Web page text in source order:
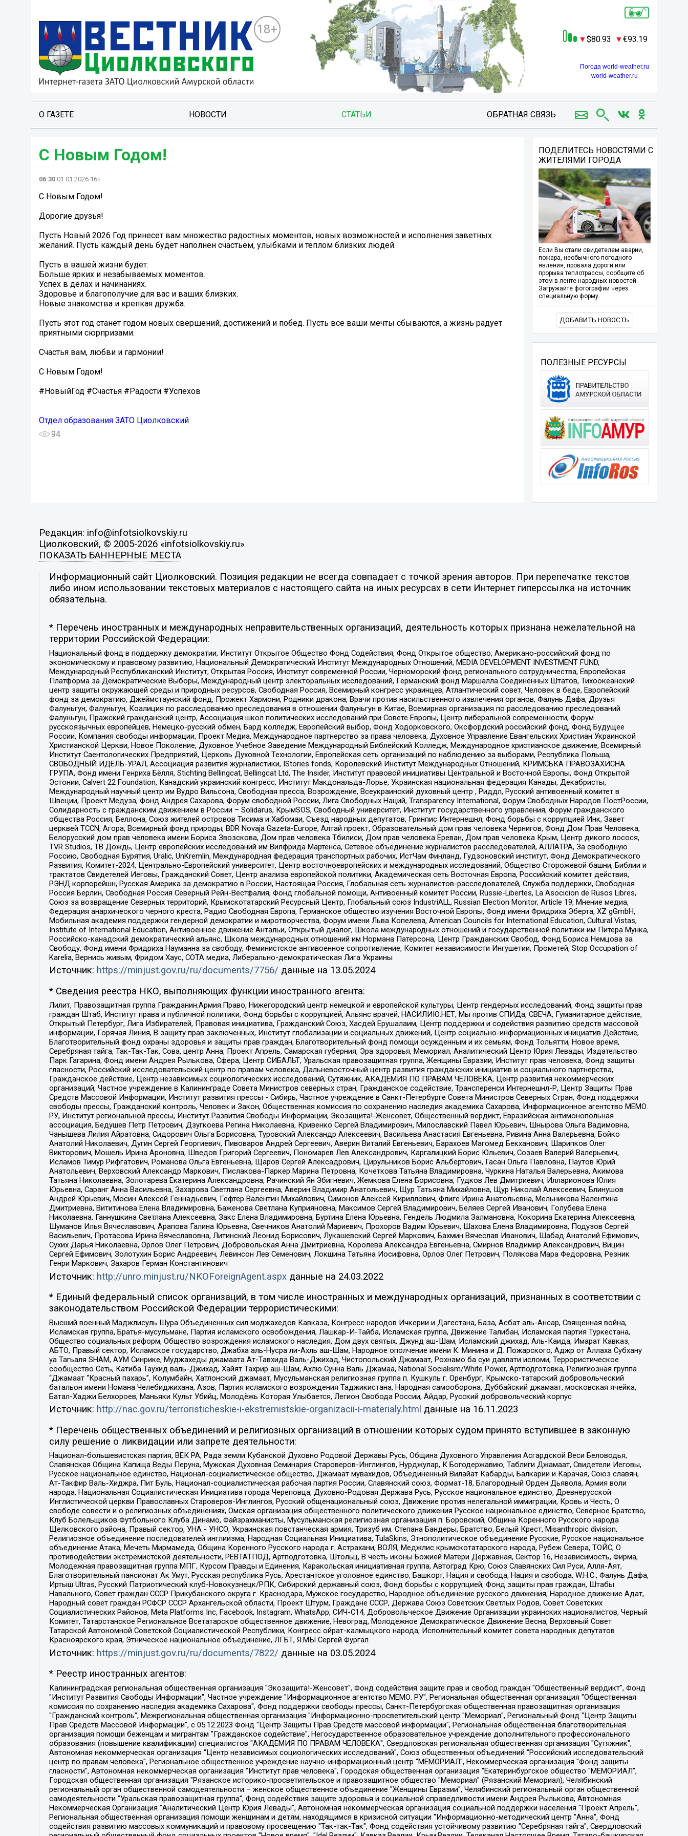
18+
80.93 93.19
Погода world-weather.ru
world-weather.ru
О ГАЗЕТЕ НОВОСТИ СТАТЬИ ОБРАТНАЯ СВЯЗЬ
С Новым Годом!
06:30 01.01.2026 16+
С Новым Годом!
Дорогие друзья!
Пусть Новый 2026 Год принесет вам множество радостных моментов, новых возможностей и исполнения заветных
желаний. Пусть каждый день будет наполнен счастьем, улыбками и теплом близких людей.
Пусть в вашей жизни будет:
Больше ярких и незабываемых моментов.
Успех в делах и начинаниях.
Здоровье и благополучие для вас и ваших близких.
Новые знакомства и крепкая дружба.
Пусть этот год станет годом новых свершений, достижений и побед. Пусть все ваши мечты сбываются, а жизнь радует
приятными сюрпризами.
Счастья вам, любви и гармонии!
С Новым Годом!
#НовыйГод #Счастья #Радости #Успехов
Отдел образования ЗАТО Циолковский
94
ПОДЕЛИТЕСЬ НОВОСТЯМИ С
ЖИТЕЛЯМИ ГОРОДА
Если Вы стали свидетелем аварии,
пожара, необычного погодного
явления, провала дороги или
прорыва теплотрассы, сообщите об
этом в ленте народных новостей.
Загружайте фотографии через
специальную форму.
ДОБАВИТЬ НОВОСТЬ
ПОЛЕЗНЫЕ РЕСУРСЫ
Редакция: info@infotsiolkovskiy.ru
Циолковский, © 2005-2026 «infotsiolkovskiy.ru»
ПОКАЗАТЬ БАННЕРНЫЕ МЕСТА
Информационный сайт Циолковский. Позиция редакции не всегда совпадает с точкой зрения авторов. При перепечатке текстов
либо ином использовании текстовых материалов с настоящего сайта на иных ресурсах в сети Интернет гиперссылка на источник
обязательна.
* Перечень иностранных и международных неправительственных организаций, деятельность которых признана нежелательной на
территории Российской Федерации:
Национальный фонд в поддержку демократии, Институт Открытое Общество Фонд Содействия, Фонд Открытое общество, Американо-российский фонд по
экономическому и правовому развитию, Национальный Демократический Институт Международных Отношений, MEDIA DEVELOPMENT INVESTMENT FUND,
Международный Республиканский Институт, Открытая Россия, Институт современной России, Черноморский фонд регионального сотрудничества, Европейская
Платформа за Демократические Выборы, Международный центр электоральных исследований, Германский фонд Маршалла Соединенных Штатов, Тихоокеанский
центр защиты окружающей среды и природных ресурсов, Свободная Россия, Всемирный конгресс украинцев, Атлантический совет, Человек в беде, Европейский
фонд за демократию, Джеймстаунский фонд, Прожект Хармони, Родники дракона, Врачи против насильственного извлечения органов, Фалунь Дафа, Друзья
Фалуньгун, Фалуньгун, Коалиция по расследованию преследования в отношении Фалуньгун в Китае, Всемирная организация по расследованию преследований
Фалуньгун, Пражский гражданский центр, Ассоциация школ политических исследований при Совете Европы, Центр либеральной современности, Форум
русскоязычных европейцев, Немецко-русский обмен, Бард колледж, Европейский выбор, Фонд Ходорковского, Оксфордский российский фонд, Фонд Будущее
России, Компания свободы информации, Проект Медиа, Международное партнерство за права человека, Духовное Управление Евангельских Христиан Украинской
Христианской Церкви, Новое Поколение, Духовное Учебное Заведение Международный Библейский Колледж, Международное христианское движение, Всемирный
Институт Саентологических Предприятий, Церковь Духовной Технологии, Европейская сеть организаций по наблюдению за выборами, Республика Польша,
СВОБОДНЫЙ ИДЕЛЬ-УРАЛ, Ассоциация развития журналистики, IStories fonds, Королевский Институт Международных Отношений, КРИМСЬКА ПРАВОЗАХИСНА
ГРУПА, Фонд имени Генриха Бёлля, Stichting Bellingcat, Bellingcat Ltd, The Insider, Институт правовой инициативы Центральной и Восточной Европы, Фонд Открытой
Эстонии, Calvert 22 Foundation, Канадский украинский конгресс, Институт Макдональда-Лорье, Украинская национальная федерация Канады, Декабристы,
Международный научный центр им Вудро Вильсона, Свободная пресса, Возрождение, Всеукраинский духовный центр , Риддл, Русский антивоенный комитет в
Швеции, Проект Медуза, Фонд Андрея Сахарова, Форум свободной России, Лига Свободных Наций, Transparеncy International, Форум Свободных Народов ПостРоссии,
Солидарность с гражданским движением в России – Solidarus, КрымSOS, Свободный университет, Институт государственного управления, Форум гражданского
общества Россия, Беллона, Союз жителей островов Тисима и Хабомаи, Съезд народных депутатов, Гринпис Интернешнл, Фонд борьбы с коррупцией Инк, Завет
церквей TCCN, Агора, Всемирный фонд природы, BDR Novaja Gazeta-Europe, Алтай проект, Образовательный дом прав человека Чернигов, Фонд Дом Прав Человека,
Белорусский дом прав человека имени Бориса Звозскова, Дом прав человека Тбилиси, Дом прав человека Ереван, Дом прав человека Крым, Центр дикого лосося,
TVR Studios, ТВ Дождь, Центр европейских исследований им Вилфрида Мартенса, Сетевое объединение журналистов расследователей, АЛЛАТРА, За свободную
Россию, Свободная Бурятия, Uralic, UnKremlin, Международная федерация транспортных рабочих, ИстЧам Финланд, Гудзоновский институт, Фонд Демократического
Развития, Комитет-2024, Центрально-Европейский университет, Центр восточноевропейских и международных исследований, Общество Сторожевой башни, Библии и
трактатов Свидетелей Иеговы, Гражданский Совет, Центр анализа европейской политики, Академическая сеть Восточная Европа, Российский комитет действия,
РЭНД корпорейшн, Русская Америка за демократию в России, Настоящая Россия, Глобальная сеть журналистов-расследователей, Служба поддержки, Свободная
Россия Берлин, Свободная Россия Северный Рейн-Вестфалия, Фонд глобальной помощи, Антивоенный комитет России, Russie-Libertes, La Asocicion de Rusos Libres,
Союз за возвращение Северных территорий, Крымскотатарский Ресурсный Центр, Глобальный союз IndustriALL, Russian Election Monitor, Article 19, Мнение медиа,
Федерация анархического черного креста, Радио Свободная Европа, Германское общество изучения Восточной Европы, Фонд имени Фридриха Эберта, XZ gGmbH,
Мобильная академия поддержки гендерной демократии и миротворчества, Форум имени Льва Копелева, American Councils for International Education, Cultural Vistas,
Institute of International Education, Антивоенное движение Антальи, Открытый диалог, Школа международных отношений и государственной политики им Питера Мунка,
Российско-канадский демократический альянс, Школа международных отношений им Нормана Патерсона, Центр Гражданских Свобод, Фонд Бориса Немцова за
Свободу, Фонд имени Фридриха Науманна за свободу, Феминистское антивоенное сопротивление, Комитет независимости Ингушетии, Прометей, Stop Occupation of
Karelia, Вернись живым, Фридом Хаус, СОТА медиа, Либерально-демократическая Лига Украины
Источник: https://minjust.gov.ru/ru/documents/7756/ данные на 13.05.2024
* Сведения реестра НКО, выполняющих функции иностранного агента:
Лилит, Правозащитная группа Гражданин.Армия.Право, Нижегородский центр немецкой и европейской культуры, Центр гендерных исследований, Фонд защиты прав
граждан Штаб, Институт права и публичной политики, Фонд борьбы с коррупцией, Альянс врачей, НАСИЛИЮ.НЕТ, Мы против СПИДа, СВЕЧА, Гуманитарное действие,
Открытый Петербург, Лига Избирателей, Правовая инициатива, Гражданский Союз, Хасдей Ерушалаим, Центр поддержки и содействия развитию средств массовой
информации, Горячая Линия, В защиту прав заключенных, Институт глобализации и социальных движений, Центр социально-информационных инициатив Действие,
Благотворительный фонд охраны здоровья и защиты прав граждан, Благотворительный фонд помощи осужденным и их семьям, Фонд Тольятти, Новое время,
Серебряная тайга, Так-Так-Так, Сова, центр Анна, Проект Апрель, Самарская губерния, Эра здоровья, Мемориал, Аналитический Центр Юрия Левады, Издательство
Парк Гагарина, Фонд имени Андрея Рылькова, Сфера, Центр СИБАЛЬТ, Уральская правозащитная группа, Женщины Евразии, Институт прав человека, Фонд защиты
гласности, Российский исследовательский центр по правам человека, Дальневосточный центр развития гражданских инициатив и социального партнерства,
Гражданское действие, Центр независимых социологических исследований, Сутяжник, АКАДЕМИЯ ПО ПРАВАМ ЧЕЛОВЕКА, Центр развития некоммерческих
организаций, Частное учреждение в Калининграде Совета Министров северных стран, Гражданское содействие, Трансперенси Интернешнл-Р, Центр Защиты Прав
Средств Массовой Информации, Институт развития прессы - Сибирь, Частное учреждение в Санкт-Петербурге Совета Министров Северных Стран, Фонд поддержки
свободы прессы, Гражданский контроль, Человек и Закон, Общественная комиссия по сохранению наследия академика Сахарова, Информационное агентство МЕМО.
РУ, Институт региональной прессы, Институт Развития Свободы Информации, Экозащита!-Женсовет, Общественный вердикт, Евразийская антимонопольная
ассоциация, Бедушев Петр Петрович, Дзугкоева Регина Николаевна, Кривенко Сергей Владимирович, Милославский Павел Юрьевич, Шнырова Ольга Вадимовна,
Чанышева Лилия Айратовна, Сидорович Ольга Борисовна, Туровский Александр Алексеевич, Васильева Анастасия Евгеньевна, Ривина Анна Валерьевна, Бойко
Анатолий Николаевич, Дугин Сергей Георгиевич, Пивоваров Андрей Сергеевич, Аверин Виталий Евгеньевич, Барахоев Магомед Бекханович, Шарипков Олег
Викторович, Мошель Ирина Ароновна, Шведов Григорий Сергеевич, Пономарев Лев Александрович, Каргалицкий Борис Юльевич, Созаев Валерий Валерьевич,
Исламов Тимур Рифгатович, Романова Ольга Евгеньевна, Щаров Сергей Алексадрович, Цирульников Борис Альбертович, Гасан Ольга Павловна, Паутов Юрий
Анатольевич, Верховский Александр Маркович, Пислакова-Паркер Марина Петровна, Кочеткова Татьяна Владимировна, Чуркина Наталья Валерьевна, Акимова
Татьяна Николаевна, Золотарева Екатерина Александровна, Рачинский Ян Збигневич, Жемкова Елена Борисовна, Гудков Лев Дмитриевич, Илларионова Юлия
Юрьевна, Саранг Анна Васильевна, Захарова Светлана Сергеевна, Аверин Владимир Анатольевич, Щур Татьяна Михайловна, Щур Николай Алексеевич, Блинушов
Андрей Юрьевич, Мосин Алексей Геннадьевич, Гефтер Валентин Михайлович, Симонов Алексей Кириллович, Флиге Ирина Анатольевна, Мельникова Валентина
Дмитриевна, Вититинова Елена Владимировна, Баженова Светлана Куприяновна, Максимов Сергей Владимирович, Беляев Сергей Иванович, Голубева Елена
Николаевна, Ганнушкина Светлана Алексеевна, Закс Елена Владимировна, Буртина Елена Юрьевна, Гендель Людмила Залмановна, Кокорина Екатерина Алексеевна,
Шуманов Илья Вячеславович, Арапова Галина Юрьевна, Свечников Анатолий Мариевич, Прохоров Вадим Юрьевич, Шахова Елена Владимировна, Подузов Сергей
Васильевич, Протасова Ирина Вячеславовна, Литинский Леонид Борисович, Лукашевский Сергей Маркович, Бахмин Вячеслав Иванович, Шабад Анатолий Ефимович,
Сухих Дарья Николаевна, Орлов Олег Петрович, Добровольская Анна Дмитриевна, Королева Александра Евгеньевна, Смирнов Владимир Александрович, Вицин
Сергей Ефимович, Золотухин Борис Андреевич, Левинсон Лев Семенович, Локшина Татьяна Иосифовна, Орлов Олег Петрович, Полякова Мара Федоровна, Резник
Генри Маркович, Захаров Герман Константинович
Источник: http://unro.minjust.ru/NKOForeignAgent.aspxданные на 24.03.2022
* Единый федеральный список организаций, в том числе иностранных и международных организаций, признанных в соответствии с
законодательством Российской Федерации террористическими:
Высший военный Маджлисуль Шура Объединенных сил моджахедов Кавказа, Конгресс народов Ичкерии и Дагестана, База, Асбат аль-Ансар, Священная война,
Исламская группа, Братья-мусульмане, Партия исламского освобождения, Лашкар-И-Тайба, Исламская группа, Движение Талибан, Исламская партия Туркестана,
Общество социальных реформ, Общество возрождения исламского наследия, Дом двух святых, Джунд аш-Шам, Исламский джихад, Аль-Каида, Имарат Кавказ,
АБТО, Правый сектор, Исламское государство, Джабха аль-Нусра ли-Ахль аш-Шам, Народное ополчение имени К. Минина и Д. Пожарского, Аджр от Аллаха Субхану
уа Тагьаля SHAM, АУМ Синрике, Муджахеды джамаата Ат-Тавхида Валь-Джихад, Чистопольский Джамаат, Рохнамо ба суи давлати исломи, Террористическое
сообщество Сеть, Катиба Таухид валь-Джихад, Хайят Тахрир аш-Шам, Ахлю Сунна Валь Джамаа, National Socialism/White Power, Артподготовка, Религиозная группа
“Джамаат “Красный пахарь”, Колумбайн, Хатлонский джамаат, Мусульманская религиозная группа п. Кушкуль г. Оренбург, Крымско-татарский добровольческий
батальон имени Номана Челебиджихана, Азов, Партия исламского возрождения Таджикистана, Народная самооборона, Дуббайский джамаат, московская ячейка,
Батал-Хаджи Белхороев, Маньяки Культ Убийц, Молодёжь Которая Улыбается, Легион Свобода России, Айдар, Русский добровольческий корпус
Источник: http://nac.gov.ru/terroristicheskie-i-ekstremistskie-organizacii-i-materialy.html данные на 16.11.2023
* Перечень общественных объединений и религиозных организаций в отношении которых судом принято вступившее в законную
силу решение о ликвидации или запрете деятельности:
Национал-большевистская партия, ВЕК РА, Рада земли Кубанской Духовно Родовой Державы Русь, Община Духовного Управления Асгардской Веси Беловодья,
Славянская Община Капища Веды Перуна, Мужская Духовная Семинария Староверов-Инглингов, Нурджулар, К Богодержавию, Таблиги Джамаат, Свидетели Иеговы,
Русское национальное единство, Национал-социалистическое общество, Джамаат мувахидов, Объединенный Вилайат Кабарды, Балкарии и Карачая, Союз славян,
Ат-Такфир Валь-Хиджра, Пит Буль, Национал-социалистическая рабочая партия России, Славянский союз, Формат-18, Благородный Орден Дьявола, Армия воли
народа, Национальная Социалистическая Инициатива города Череповца, Духовно-Родовая Держава Русь, Русское национальное единство, Древнерусской
Инглистической церкви Православных Староверов-Инглингов, Русский общенациональный союз, Движение против нелегальной иммиграции, Кровь и Честь, О
свободе совести и о религиозных объединениях, Омская организация общественного политического движения Русское национальное единство, Северное Братство,
Клуб Болельщиков Футбольного Клуба Динамо, Файзрахманисты, Мусульманская религиозная организация п. Боровский, Община Коренного Русского народа
Щелковского района, Правый сектор, УНА - УНСО, Украинская повстанческая армия, Тризуб им. Степана Бандеры, Братство, Белый Крест, Misanthropic division,
Религиозное объединение последователей инглиизма, Народная Социальная Инициатива, TulaSkins, Этнополитическое объединение Русские, Русское национальное
объединение Атака, Мечеть Мирмамеда, Община Коренного Русского народа г. Астрахани, ВОЛЯ, Меджлис крымскотатарского народа, Рубеж Севера, ТОЙС, О
противодействии экстремистской деятельности, РЕВТАТПОД, Артподготовка, Штольц, В честь иконы Божией Матери Державная, Сектор 16, Независимость, Фирма,
Молодежная правозащитная группа МПГ, Курсом Правды и Единения, Каракольская инициативная группа, Автоград Крю, Союз Славянских Сил Руси, Алля-Аят,
Благотворительный пансионат Ак Умут, Русская республика Русь, Арестантское уголовное единство, Башкорт, Нация и свобода, Нация и свобода, W.H.С., Фалунь Дафа,
Иртыш Ultras, Русский Патриотический клуб-Новокузнецк/РПК, Сибирский державный союз, Фонд борьбы с коррупцией, Фонд защиты прав граждан, Штабы
Навального, Совет граждан СССР Прикубанского округа г. Краснодара, Мужское государство, Народное объединение русского движения, Народное движение Адат,
Народный совет граждан РСФСР СССР Архангельской области, Проект Штурм, Граждане СССР, Держава Союз Советских Светлых Родов, Совет Советских
Социалистических Районов, Meta Platforms Inc, Facebook, Instagram, WhatsApp, СИЧ-С14, Добровольческое Движение Организации украинских националистов, Черный
Комитет, Татарстанское Региональное Всетатарское общественное движение, Невоград, Молодежное Демократическое Движение Весна, Верховный Совет
Татарской Автономной Советской Социалистической Республики, Конгресс ойрат-калмыцкого народа, Исполнительный комитет совета народных депутатов
Красноярского края, Этническое национальное объединение, ЛГБТ, Я.МЫ Сергей Фургал
Источник: https://minjust.gov.ru/ru/documents/7822/ данные на 03.05.2024
* Реестр иностранных агентов:
Калининградская региональная общественная организация "Экозащита!-Женсовет", Фонд содействия защите прав и свобод граждан "Общественный вердикт", Фонд "Институт Развития Свободы Информации", Частное учреждение "Информационное агентство МЕМО. РУ", Региональная общественная организация "Общественная комиссия по сохранению наследия академика Сахарова", Фонд поддержки свободы прессы, Санкт-Петербургская общественная правозащитная организация "Гражданский контроль", Межрегиональная общественная организация "Информационно-просветительский центр "Мемориал", Региональный Фонд "Центр Защиты Прав Средств Массовой Информации", с 05.12.2023 Фонд "Центр Защиты Прав Средств массовой информации", Региональная общественная благотворительная организация помощи беженцам и мигрантам "Гражданское содействие", Негосударственное образовательное учреждение дополнительного профессионального образования (повышение квалификации) специалистов "АКАДЕМИЯ ПО ПРАВАМ ЧЕЛОВЕКА", Свердловская региональная общественная организация "Сутяжник", Автономная некоммерческая организация "Центр независимых социологических исследований", Союз общественных объединений "Российский исследовательский центр по правам человека", Региональное общественное учреждение научно-информационный центр "МЕМОРИАЛ", Некоммерческая организация "Фонд защиты гласности", Автономная некоммерческая организация "Институт прав человека", Городская общественная организация "Екатеринбургское общество "МЕМОРИАЛ", Городская общественная организация "Рязанское историко-просветительское и правозащитное общество "Мемориал" (Рязанский Мемориал), Челябинский региональный орган общественной самодеятельности – женское общественное объединение "Женщины Евразии", Челябинский региональный орган общественной самодеятельности "Уральская правозащитная группа", Фонд содействия защите здоровья и социальной справедливости имени Андрея Рылькова, Автономная Некоммерческая Организация "Аналитический Центр Юрия Левады", Автономная некоммерческая организация социальной поддержки населения "Проект Апрель", Региональная общественная организация помощи женщинам и детям, находящимся в кризисной ситуации "Информационно-методический центр "Анна", Фонд содействия развитию массовых коммуникаций и правовому просвещению "Так-так-Так", Фонд содействия устойчивому развитию "Серебряная тайга", Свердловский региональный общественный фонд социальных проектов "Новое время", "Idel.Реалии", Кавказ.Реалии, Крым.Реалии, Телеканал Настоящее Время, Татаро-башкирская служба Радио Свобода (Azatliq Radiosi), Радио Свободная Европа/Радио Свобода (PCE/PC), "Сибирь.Реалии", "Фактограф", Благотворительный фонд помощи осужденным и их семьям, Автономная некоммерческая организация "Институт глобализации и социальных движений", Фонд "В защиту прав заключенных", Частное учреждение "Центр поддержки и содействия развитию средств массовой информации", Пензенский региональный общественный благотворительный фонд "Гражданский союз", "Север.Реалии", Некоммерческая организация Фонд "Правовая инициатива", Общество с ограниченной ответственностью "Радио Свободная Европа/Радио Свобода", Чешское информационное агентство "MEDIUM-ORIENT", Красноярская региональная общественная организация "Мы против СПИДа", Камалягин Денис Николаевич, Маркелов Сергей Евгеньевич, Пономарев Лев Александрович, Савицкая Людмила Алексеевна, Автономная некоммерческая организация "Центр по работе с проблемой насилия "НАСИЛИЮ.НЕТ", Межрегиональный профессиональный союз работников здравоохранения "Альянс врачей", Юридическое лицо, зарегистрированное в Латвийской Республике, SIA "Medusa Project" (регистрационный номер 40103797863, дата регистрации 10.06.2014), Некоммерческая организация "Фонд по борьбе с коррупцией", Автономная некоммерческая организация "Институт права и публичной политики", Баданин Роман Сергеевич, Гликин Максим Александрович, Железнова Мария Михайловна, Лукьянова Юлия Сергеевна, Маетная Елизавета Витальевна, Маняхин Петр Борисович, Чуракова Ольга Владимировна, Ярош Юлия Петровна, Юридическое лицо "The Insider SIA", зарегистрированное в Риге, Латвийская Республика (дата регистрации 26.06.2015), являющееся администратором доменного имени интернет-издания "The Insider SIA", https://theins.ru, Постернак Алексей Евгеньевич, Рубин Михаил Аркадьевич, Анин Роман Александрович, Юридическое лицо Istories fonds, зарегистрированное в Латвийской Республике (регистрационный номер 50008295751, дата регистрации 24.02.2020), Великовский Дмитрий Александрович, Долинина Ирина Николаевна, Мароховская Алеся Алексеевна, Шлейнов Роман Юрьевич, Шмагун Олеся Валентиновна, Общество с ограниченной ответственностью "Альтаир 2021", Общество с ограниченной ответственностью "Вега 2021", Общество с ограниченной ответственностью "Главный редактор 2021", Общество с ограниченной ответственностью "Ромашки монолит", Важенков Артем Валерьевич, Ивановская областная общественная организация "Центр гендерных исследований", Гурман Юрий Альбертович, Медиапроект "ОВД-Инфо", Егоров Владимир Владимирович, Жилинский Владимир Александрович, Общество с ограниченной ответственностью "ЗП", Иванова София Юрьевна, Карезина Инна Павловна, Кильтау Екатерина Викторовна, Петров Алексей Викторович, Пискунов Сергей Евгеньевич, Смирнов Сергей Сергеевич, Тихонов Михаил Сергеевич, Общество с ограниченной ответственностью "ЖУРНАЛИСТ-ИНОСТРАННЫЙ АГЕНТ", Арапова Галина Юрьевна, Вольтская Татьяна Анатольевна, Американская компания "Mason G.E.S. Anonymous Foundation" (США), являющаяся владельцем интернет-издания https://mnews.world/, Компания "Stichting Bellingcat", зарегистрированная в Нидерландах (дата регистрации 11.07.2018), Захаров Андрей Вячеславович, Клепиковская Екатерина Дмитриевна, Общество с ограниченной ответственностью "МЕМО", Перл Роман Александрович, Симонов Евгений Алексеевич, Соловьева Елена Анатольевна, Сотников Даниил Владимирович, Сурначева Елизавета Дмитриевна, Автономная некоммерческая организация по защите прав человека и информированию населения "Якутия – Наше Мнение", Общество с ограниченной ответственностью "Москоу диджитал медиа", с 26.01.2023 Общество с ограниченной ответственностью "Чайка Белые сады", Ветошкина Валерия Валерьевна, Заговора Максим Александрович, Межрегиональное общественное движение "Российская ЛГБТ - сеть", Оленичев Максим Владимирович, Павлов Иван Юрьевич, Скворцова Елена Сергеевна, Общество с ограниченной ответственностью "Как бы инагент", Кочетков Игорь Викторович, Общество с ограниченной ответственностью "Честные выборы", Еланчик Олег Александрович, Общество с ограниченной ответственностью "Нобелевский призыв", Гималова Регина Эмилевна, Григорьев Андрей Валерьевич, Григорьева Алина Александровна, Ассоциация по содействию защите прав призывников, альтернативнослужащих и военнослужащих "Правозащитная группа "Гражданин.Армия.Право", Хисамова Регина Фаритовна, Автономная некоммерческая организация по реализации социально-правовых программ "Лилит", Дальневосточное общественное движение "Маяк", Санкт-Петербургская ЛГБТ-инициативная группа "Выход", Инициативная группа ЛГБТ+ "Реверс", Алексеев Андрей Викторович, Бекбулатова Таисия Львовна, Беляев Иван Михайлович, Владыкина Елена Сергеевна, Гельман Марат Александрович, Никульшина Вероника Юрьевна, Толоконникова Надежда Андреевна, Шендерович Виктор Анатольевич, Общество с ограниченной ответственностью "Данное сообщение", Общество с ограниченной ответственностью Издательский дом "Новая глава", Айнбиндер Александра Александровна, Московский комьюнити-центр для ЛГБТ+инициатив, Благотворительный фонд развития филантропии, Deutsche Welle (Германия, Kurt-Schumacher-Strasse 3, 53113 Bonn), Борзунова Мария Михайловна, Воробьев Виктор Викторович, Голубева Анна Львовна, Константинова Алла Михайловна, Малкова Ирина Владимировна, Мурадов Мурад Абдулгалимович, Осетинская Елизавета Николаевна, Понасенков Евгений Николаевич, Ганапольский Матвей Юрьевич, Киселев Евгений Алексеевич, Борухович Ирина Григорьевна, Дремин Иван Тимофеевич, Дубровский Дмитрий Викторович, Красноярская региональная общественная организация поддержки и развития альтернативных образовательных технологий и межкультурных коммуникаций "ИНТЕРРА", Маяковская Екатерина Алексеевна, Фейгин Марк Захарович, Филимонов Андрей Викторович, Дзугкоева Регина Николаевна, Доброхотов Роман Александрович, Дудь Юрий Александрович, Елкин Сергей Владимирович, Кругликов Кирилл Игоревич, Сабунаева Мария Леонидовна, Семенов Алексей Владимирович, Шаинян Карен Багратович, Шульман Екатерина Михайловна, Асафьев Артур Валерьевич, Вахштайн Виктор Семенович, Венедиктов Алексей Алексеевич, Лушникова Екатерина Евгеньевна, Волков Леонид Михайлович, Невзоров Александр Глебович, Пархоменко Сергей Борисович, Сироткин Ярослав Николаевич, Кара-Мурза Владимир Владимирович, Баранова Наталья Владимировна, Гозман Леонид Яковлевич, Кагарлицкий Борис Юльевич, Климарев Михаил Валерьевич, Милов Владимир Станиславович, Автономная некоммерческая организация Краснодарский центр современного искусства "Типография", Моргенштерн Алишер Тагирович, Соболь Любовь Эдуардовна, Общество с ограниченной ответственностью "ЛИЗА НОРМ", Каспаров Гарри Кимович, Ходорковский Михаил Борисович, Общество с ограниченной ответственностью "Апрельские тезисы", Данилович Ирина Брониславовна, Кашин Олег Владимирович, Петров Николай Владимирович, Пивоваров Алексей Владимирович, Соколов Михаил Владимирович, Цветкова Юлия Владимировна, Чичваркин Евгений Александрович, Комитет против пыток/Команда против пыток, Общество с ограниченной ответственностью "Первый научный", Общество с ограниченной ответственностью "Вертолет и ко", Белоцерковская Вероника Борисовна, Кац Максим Евгеньевич, Лазарева Татьяна Юрьевна, Шаведдинов Руслан Табризович, Яшин Илья Валерьевич, Общество с ограниченной ответственностью "Иноагент ААВ", Алешковский Дмитрий Петрович, Альбац Евгения Марковна, Быков Дмитрий Львович, Галямина Юлия Евгеньевна, Лойко Сергей Леонидович, Мартынов Кирилл Константинович, Медведев Сергей Александрович, Крашенинников Федор Геннадиевич, Гордеева Катерина Вл